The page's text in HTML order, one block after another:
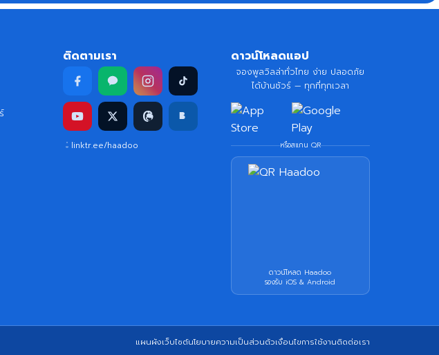
ติดตามเรา
linktr.ee/haadoo
ดาวน์โหลดแอป
จองพูลวิลล่าทั่วไทย ง่าย ปลอดภัย
ได้บ้านชัวร์ — ทุกที่ทุกเวลา
หรือสแกน QR
ดาวน์โหลด Haadoo
รองรับ iOS & Android
แผนผังเว็บไซต์นโยบายความเป็นส่วนตัวเงื่อนไขการใช้งานติดต่อเรา